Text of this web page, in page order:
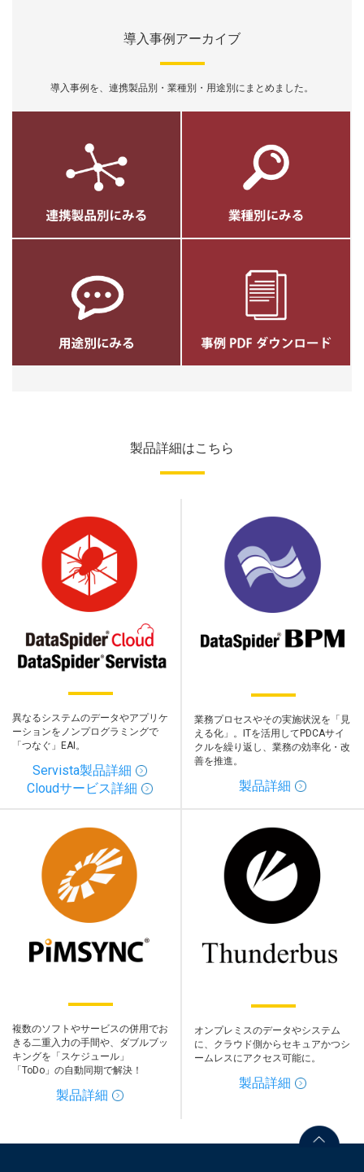
導入事例アーカイブ
導入事例を、連携製品別・業種別・用途別にまとめました。
製品詳細はこちら
異なるシステムのデータやアプリケ
ーションをノンプログラミングで
「つなぐ」EAI。
Servista製品詳細
Cloudサービス詳細
業務プロセスやその実施状況を「見
える化」。ITを活用してPDCAサイ
クルを繰り返し、業務の効率化・改
善を推進。
製品詳細
複数のソフトやサービスの併用でお
きる二重入力の手間や、ダブルブッ
キングを「スケジュール」
「ToDo」の自動同期で解決！
製品詳細
オンプレミスのデータやシステム
に、クラウド側からセキュアかつシ
ームレスにアクセス可能に。
製品詳細